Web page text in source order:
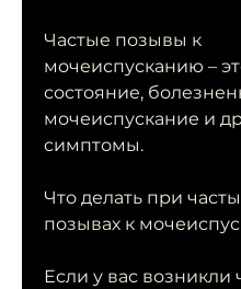
Частые позывы к
мочеиспусканию –
состояние,
мочеиспускание и
симптомы.
Что делать при
позывах к
Если у вас возникли